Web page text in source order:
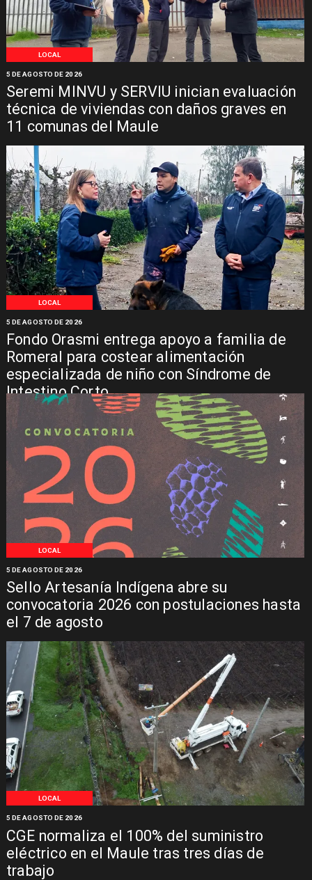
LOCAL
Seremi MINVU y SERVIU inician evaluación
técnica de viviendas con daños graves en
11 comunas del Maule
5 DE AGOSTO DE 2026
LOCAL
Fondo Orasmi entrega apoyo a familia de
Romeral para costear alimentación
especializada de niño con Síndrome de
Intestino Corto
5 DE AGOSTO DE 2026
LOCAL
Sello Artesanía Indígena abre su
convocatoria 2026 con postulaciones hasta
el 7 de agosto
5 DE AGOSTO DE 2026
LOCAL
CGE normaliza el 100% del suministro
eléctrico en el Maule tras tres días de
trabajo
5 DE AGOSTO DE 2026